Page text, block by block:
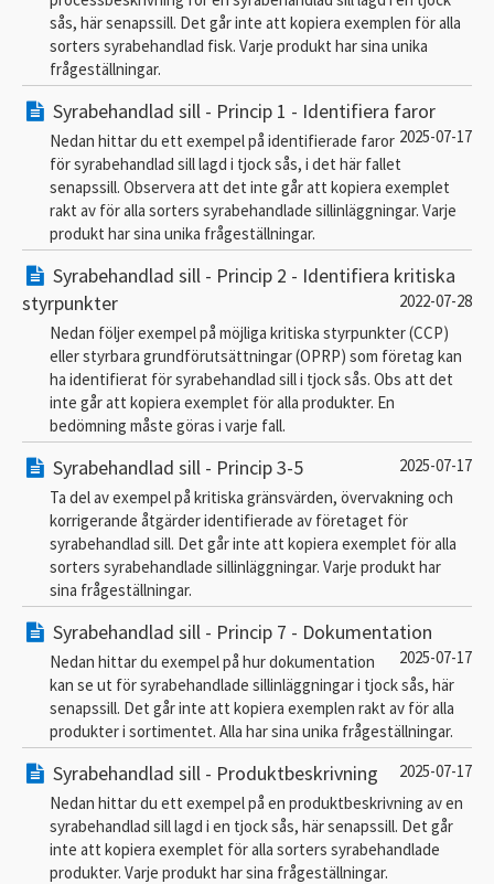
sås, här senapssill. Det går inte att kopiera exemplen för alla
sorters syrabehandlad fisk. Varje produkt har sina unika
frågeställningar.
Syrabehandlad sill - Princip 1 - Identifiera faror
2025-07-17
Nedan hittar du ett exempel på identifierade faror
för syrabehandlad sill lagd i tjock sås, i det här fallet
senapssill. Observera att det inte går att kopiera exemplet
rakt av för alla sorters syrabehandlade sillinläggningar. Varje
produkt har sina unika frågeställningar.
Syrabehandlad sill - Princip 2 - Identifiera kritiska
styrpunkter
2022-07-28
Nedan följer exempel på möjliga kritiska styrpunkter (CCP)
eller styrbara grundförutsättningar (OPRP) som företag kan
ha identifierat för syrabehandlad sill i tjock sås. Obs att det
inte går att kopiera exemplet för alla produkter. En
bedömning måste göras i varje fall.
Syrabehandlad sill - Princip 3-5
2025-07-17
Ta del av exempel på kritiska gränsvärden, övervakning och
korrigerande åtgärder identifierade av företaget för
syrabehandlad sill. Det går inte att kopiera exemplet för alla
sorters syrabehandlade sillinläggningar. Varje produkt har
sina frågeställningar.
Syrabehandlad sill - Princip 7 - Dokumentation
2025-07-17
Nedan hittar du exempel på hur dokumentation
kan se ut för syrabehandlade sillinläggningar i tjock sås, här
senapssill. Det går inte att kopiera exemplen rakt av för alla
produkter i sortimentet. Alla har sina unika frågeställningar.
Syrabehandlad sill - Produktbeskrivning
2025-07-17
Nedan hittar du ett exempel på en produktbeskrivning av en
syrabehandlad sill lagd i en tjock sås, här senapssill. Det går
inte att kopiera exemplet för alla sorters syrabehandlade
produkter. Varje produkt har sina frågeställningar.